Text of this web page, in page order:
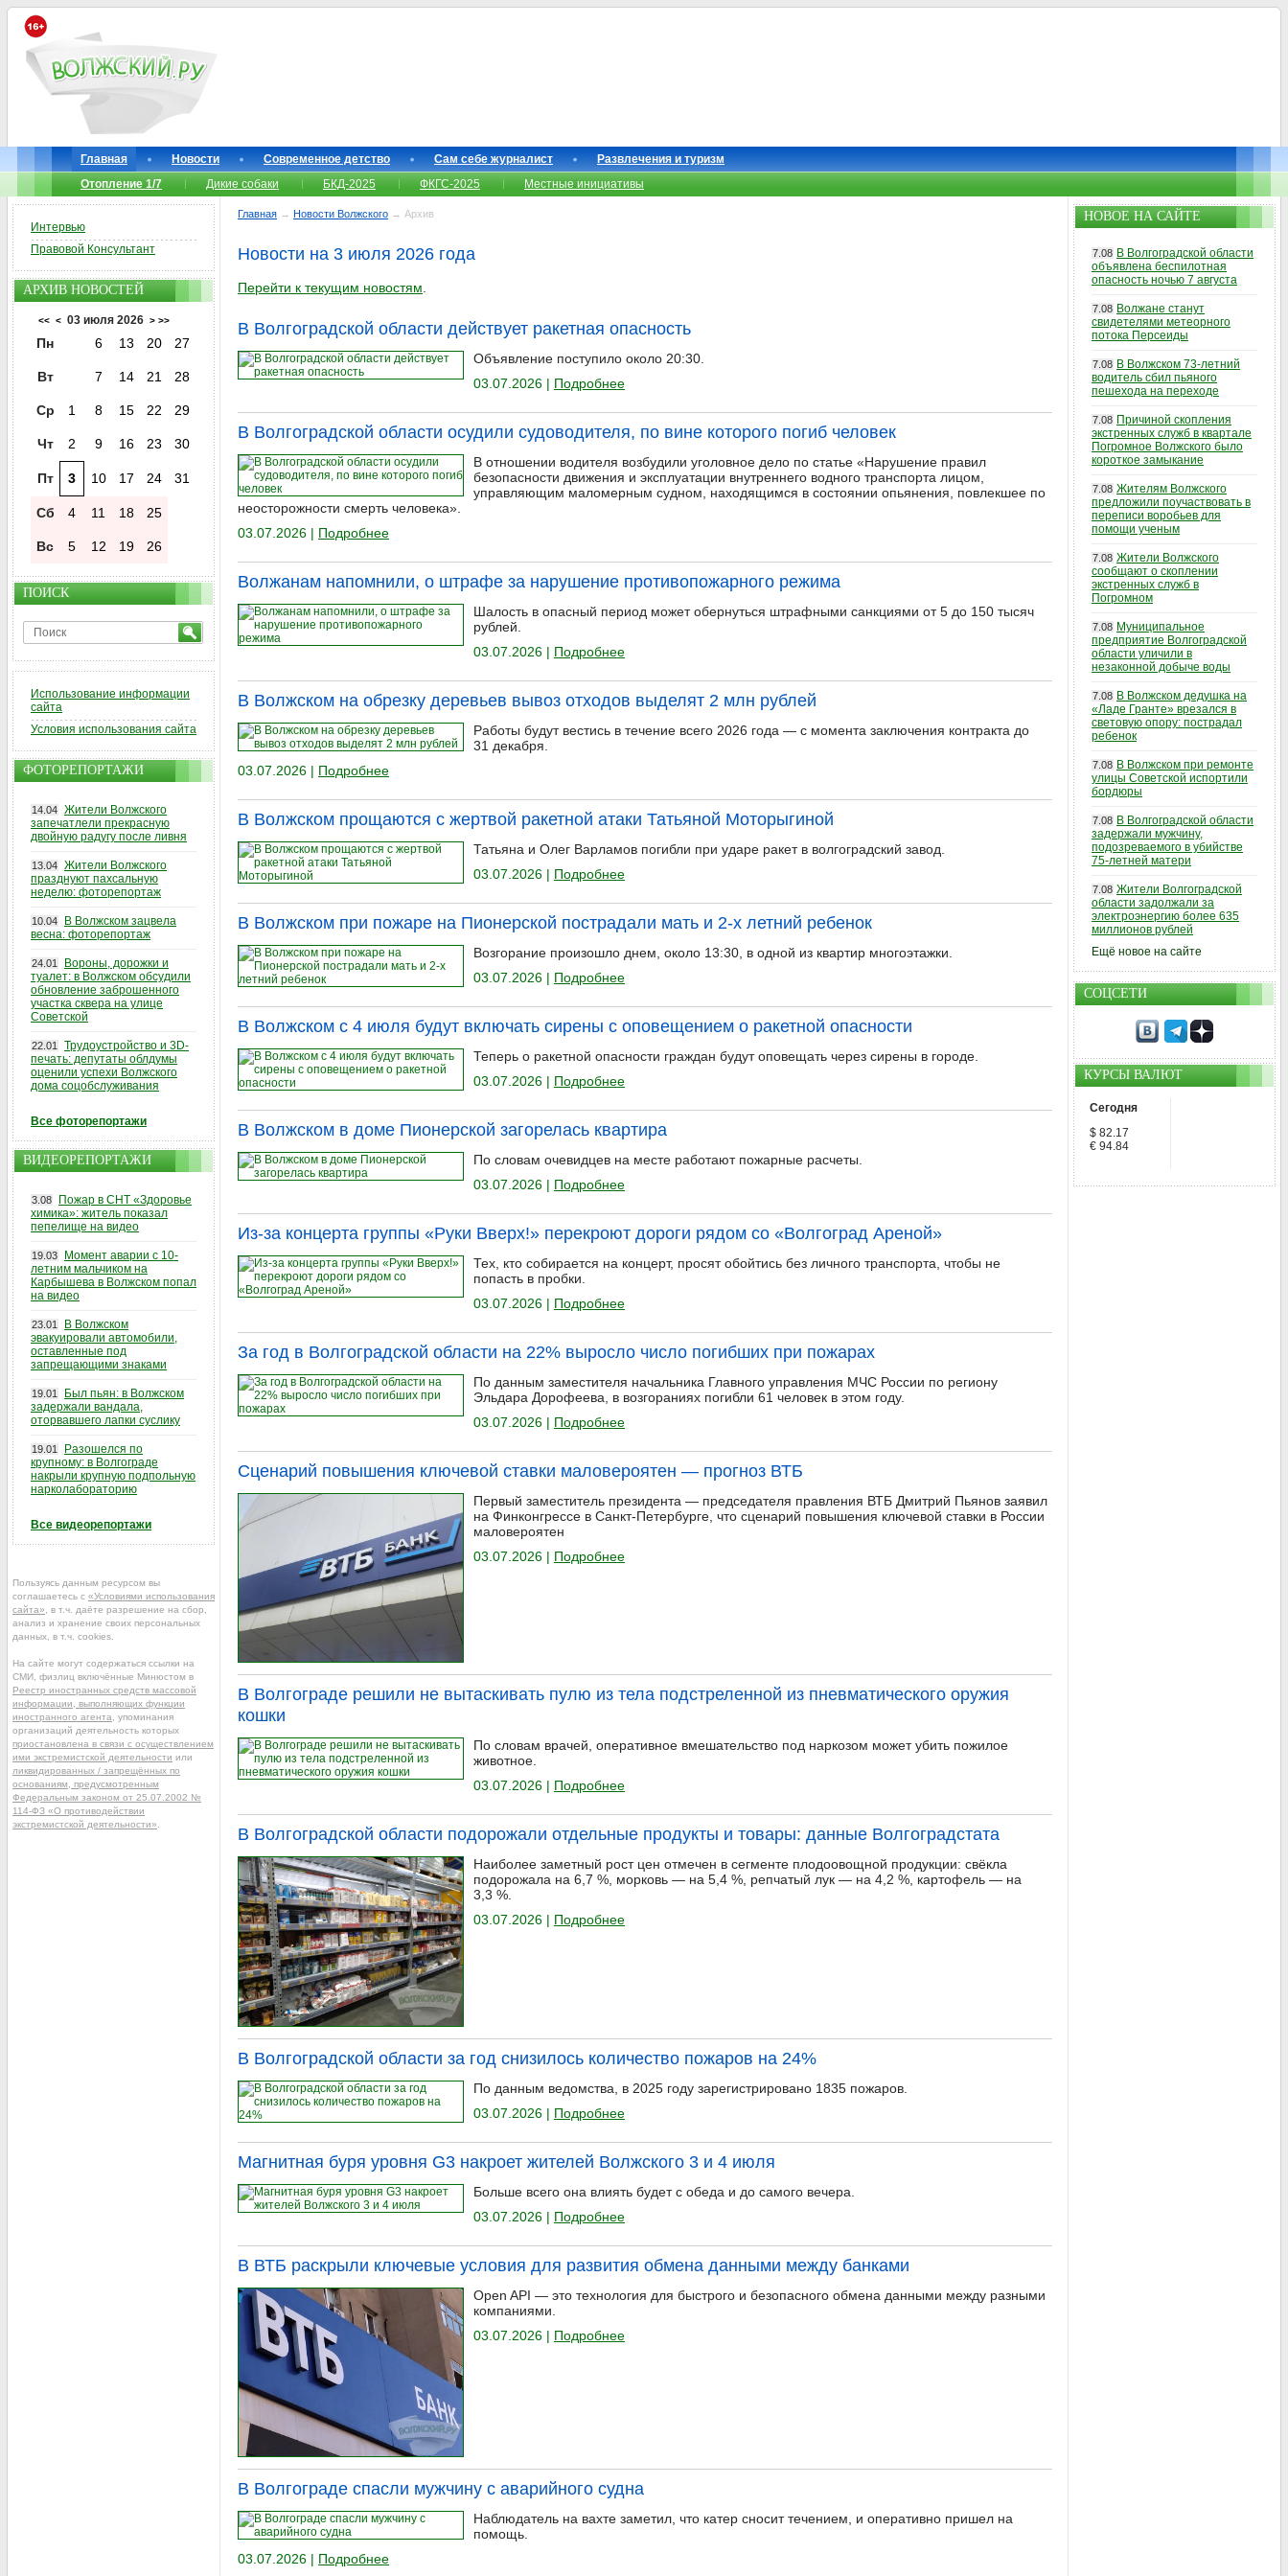
Главная Новости Современное детство Сам себе журналист
Развлечения и туризм
Отопление 1/7
Дикие собаки БКД-2025 ФКГС-2025 Местные инициативы
Главная → Новости Волжского → Архив
Новости на 3 июля 2026 года
Перейти к текущим новостям
В Волгоградской области действует ракетная опасность
Объявление поступило около 20:30.
03.07.2026 | Подробнее
В Волгоградской области осудили судоводителя, по вине которого погиб человек
В отношении водителя возбудили уголовное дело по статье «Нарушение правил
безопасности движения и эксплуатации внутреннего водного транспорта лицом,
управляющим маломерным судном, находящимся в состоянии опьянения, повлекшее по
неосторожности смерть человека».
03.07.2026 | Подробнее
Волжанам напомнили, о штрафе за нарушение противопожарного режима
Шалость в опасный период может обернуться штрафными санкциями от 5 до 150 тысяч
рублей.
03.07.2026 | Подробнее
В Волжском на обрезку деревьев вывоз отходов выделят 2 млн рублей
Работы будут вестись в течение всего 2026 года — с момента заключения контракта до
31 декабря.
03.07.2026 | Подробнее
В Волжском прощаются с жертвой ракетной атаки Татьяной Моторыгиной
Татьяна и Олег Варламов погибли при ударе ракет в волгоградский завод.
03.07.2026 | Подробнее
В Волжском при пожаре на Пионерской пострадали мать и 2-х летний ребенок
Возгорание произошло днем, около 13:30, в одной из квартир многоэтажки.
03.07.2026 | Подробнее
В Волжском с 4 июля будут включать сирены с оповещением о ракетной опасности
Теперь о ракетной опасности граждан будут оповещать через сирены в городе.
03.07.2026 | Подробнее
В Волжском в доме Пионерской загорелась квартира
По словам очевидцев на месте работают пожарные расчеты.
03.07.2026 | Подробнее
Из-за концерта группы «Руки Вверх!» перекроют дороги рядом со «Волгоград Ареной»
Тех, кто собирается на концерт, просят обойтись без личного транспорта, чтобы не
попасть в пробки.
03.07.2026 | Подробнее
За год в Волгоградской области на 22% выросло число погибших при пожарах
По данным заместителя начальника Главного управления МЧС России по региону
Эльдара Дорофеева, в возгораниях погибли 61 человек в этом году.
03.07.2026 | Подробнее
Сценарий повышения ключевой ставки маловероятен — прогноз ВТБ
Первый заместитель президента — председателя правления ВТБ Дмитрий Пьянов заявил
на Финконгрессе в Санкт-Петербурге, что сценарий повышения ключевой ставки в России
маловероятен
03.07.2026 | Подробнее
В Волгограде решили не вытаскивать пулю из тела подстреленной из пневматического оружия
кошки
По словам врачей, оперативное вмешательство под наркозом может убить пожилое
животное.
03.07.2026 | Подробнее
В Волгоградской области подорожали отдельные продукты и товары: данные Волгоградстата
Наиболее заметный рост цен отмечен в сегменте плодоовощной продукции: свёкла
подорожала на 6,7 %, морковь — на 5,4 %, репчатый лук — на 4,2 %, картофель — на
3,3 %.
03.07.2026 | Подробнее
В Волгоградской области за год снизилось количество пожаров на 24%
По данным ведомства, в 2025 году зарегистрировано 1835 пожаров.
03.07.2026 | Подробнее
Магнитная буря уровня G3 накроет жителей Волжского 3 и 4 июля
Больше всего она влиять будет с обеда и до самого вечера.
03.07.2026 | Подробнее
В ВТБ раскрыли ключевые условия для развития обмена данными между банками
Open API — это технология для быстрого и безопасного обмена данными между разными
компаниями.
03.07.2026 | Подробнее
В Волгограде спасли мужчину с аварийного судна
Наблюдатель на вахте заметил, что катер сносит течением, и оперативно пришел на
помощь.
03.07.2026 | Подробнее
Интервью
Правовой Консультант
АРХИВ НОВОСТЕЙ
<< < 03 июля 2026 > >>
Пн 6 13 20 27
Вт 7 14 21 28
Ср 1 8 15 22 29
Чт 2 9 16 23 30
Пт 3 10 17 24 31
Сб 4 11 18 25
Вс 5 12 19 26
ПОИСК
Использование информации
сайта
Условия использования сайта
ФОТОРЕПОРТАЖИ
14.04 Жители Волжского
запечатлели прекрасную
двойную радугу после ливня
13.04 Жители Волжского
празднуют пахсальную
неделю: фоторепортаж
10.04
В Волжском зацвела
весна: фоторепортаж
24.01
Вороны, дорожки и
туалет: в Волжском обсудили
обновление заброшенного
участка сквера на улице
Советской
22.01
Трудоустройство и 3D-
печать: депутаты облдумы
оценили успехи Волжского
дома соцобслуживания
Все фоторепортажи
ВИДЕОРЕПОРТАЖИ
3.08
Пожар в СНТ «Здоровье
химика»: житель показал
пепелище на видео
19.03
Момент аварии с 10-
летним мальчиком на
Карбышева в Волжском попал
на видео
23.01
В Волжском
эвакуировали автомобили,
оставленные под
запрещающими знаками
19.01
Был пьян: в Волжском
задержали вандала,
оторвавшего лапки суслику
19.01
Разошелся по
крупному: в Волгограде
накрыли крупную подпольную
нарколабораторию
Все видеорепортажи
Пользуясь данным ресурсом вы
соглашаетесь с «Условиями использования
сайта» , в т.ч. даёте разрешение на сбор,
анализ и хранение своих персональных
данных, в т.ч. cookies.
На сайте могут содержаться ссылки на
СМИ, физлиц включённые Минюстом в
Реестр иностранных средств массовой
информации, выполняющих функции
иностранного агента , упоминания
организаций деятельность которых
приостановлена в связи с осуществлением
ими экстремистской деятельности или
ликвидированных / запрещённых по
основаниям, предусмотренным
Федеральным законом от 25.07.2002 №
114-ФЗ «О противодействии
экстремистской деятельности»
НОВОЕ НА САЙТЕ
7.08 В Волгоградской области
объявлена беспилотная
опасность ночью 7 августа
7.08 Волжане станут
свидетелями метеорного
потока Персеиды
7.08 В Волжском 73-летний
водитель сбил пьяного
пешехода на переходе
7.08 Причиной скопления
экстренных служб в квартале
Погромное Волжского было
короткое замыкание
7.08 Жителям Волжского
предложили поучаствовать в
переписи воробьев для
помощи ученым
7.08 Жители Волжского
сообщают о скоплении
экстренных служб в
Погромном
7.08 Муниципальное
предприятие Волгоградской
области уличили в
незаконной добыче воды
7.08 В Волжском дедушка на
«Ладе Гранте» врезался в
световую опору: пострадал
ребенок
7.08 В Волжском при ремонте
улицы Советской испортили
бордюры
7.08 В Волгоградской области
задержали мужчину,
подозреваемого в убийстве
75-летней матери
7.08 Жители Волгоградской
области задолжали за
электроэнергию более 635
миллионов рублей
Ещё новое на сайте
СОЦСЕТИ
КУРСЫ ВАЛЮТ
Сегодня
$ 82.17
€ 94.84